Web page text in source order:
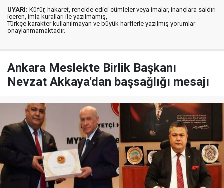
UYARI: Küfür, hakaret, rencide edici cümleler veya imalar, inançlara saldırı
içeren, imla kuralları ile yazılmamış,
Türkçe karakter kullanılmayan ve büyük harflerle yazılmış yorumlar
onaylanmamaktadır.
Ankara Meslekte Birlik Başkanı
Nevzat Akkaya'dan başsağlığı mesajı